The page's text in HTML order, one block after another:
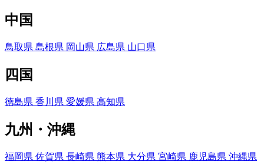
中国
鳥取県 島根県 岡山県 広島県 山口県
四国
徳島県 香川県 愛媛県 高知県
九州・沖縄
福岡県 佐賀県 長崎県 熊本県 大分県 宮崎県 鹿児島県 沖縄県